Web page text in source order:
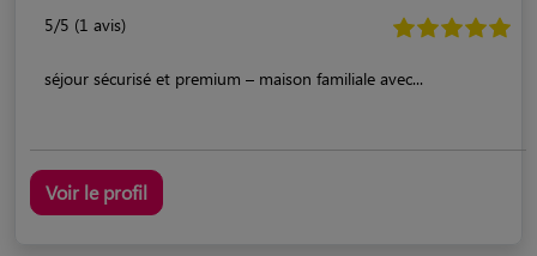
5/5 (1 avis)
séjour sécurisé et premium – maison familiale avec...
Voir le profil